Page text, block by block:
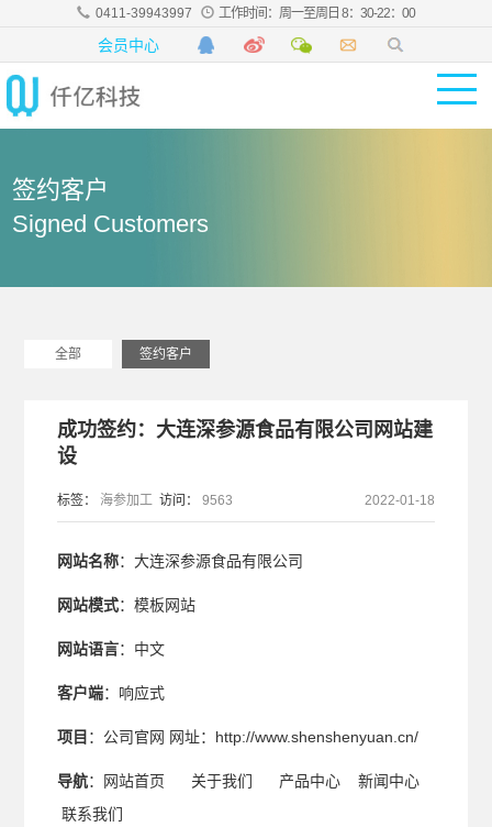
0411-39943997 工作时间：周一至周日 8：30-22：00
会员中心
签约客户
Signed Customers
全部 签约客户
成功签约：大连深参源食品有限公司网站建
设
标签： 海参加工 访问：9563 2022-01-18
网站名称：大连深参源食品有限公司
网站模式：模板网站
网站语言：中文
客户端：响应式
项目 ：公司官网 网址： http://www.shenshenyuan.cn/
导航：网站首页 关于我们 产品中心 新闻中心
联系我们